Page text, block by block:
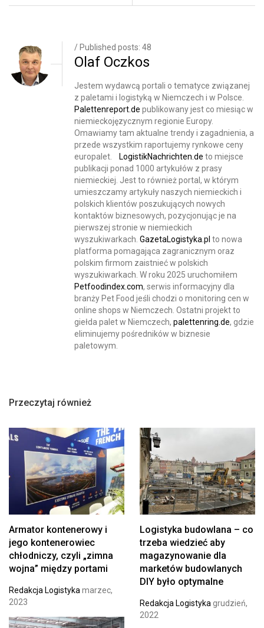
/ Published posts: 48
Olaf Oczkos
Jestem wydawcą portali o tematyce związanej
z paletami i logistyką w Niemczech i w Polsce.
Palettenreport.de publikowany jest co miesiąc w
niemieckojęzycznym regionie Europy.
Omawiamy tam aktualne trendy i zagadnienia, a
przede wszystkim raportujemy rynkowe ceny
europalet.
LogistikNachrichten.de to miejsce
publikacji ponad 1000 artykułów z prasy
niemieckiej. Jest to również portal, w którym
umieszczamy artykuły naszych niemieckich i
polskich klientów poszukujących nowych
kontaktów biznesowych, pozycjonując je na
pierwszej stronie w niemieckich
wyszukiwarkach.GazetaLogistyka.pl to nowa
platforma pomagająca zagranicznym oraz
polskim firmom zaistnieć w polskich
wyszukiwarkach. W roku 2025 uruchomiłem
Petfoodindex.com, serwis informacyjny dla
branży Pet Food jeśli chodzi o monitoring cen w
online shops w Niemczech. Ostatni projekt to
giełda palet w Niemczech,palettenring.de, gdzie
eliminujemy pośredników w biznesie
paletowym.
Przeczytaj również
Armator kontenerowy i
jego kontenerowiec
chłodniczy, czyli „zimna
wojna” między portami
Redakcja Logistyka marzec,
2023
Logistyka budowlana – co
trzeba wiedzieć aby
magazynowanie dla
marketów budowlanych
DIY było optymalne
Redakcja Logistyka grudzień,
2022